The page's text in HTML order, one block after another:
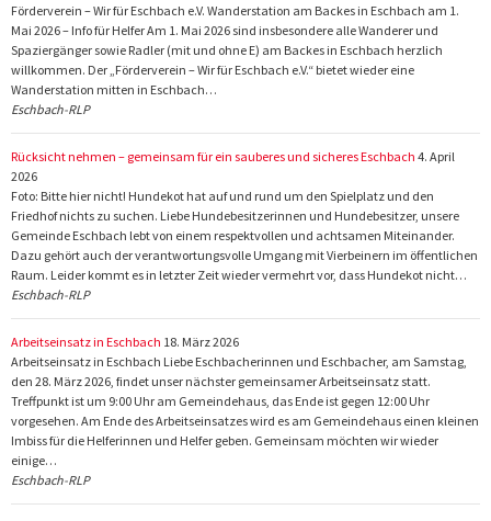
Förderverein – Wir für Eschbach e.V. Wanderstation am Backes in Eschbach am 1.
Mai 2026 – Info für Helfer Am 1. Mai 2026 sind insbesondere alle Wanderer und
Spaziergänger sowie Radler (mit und ohne E) am Backes in Eschbach herzlich
willkommen. Der „Förderverein – Wir für Eschbach e.V.“ bietet wieder eine
Wanderstation mitten in Eschbach…
Eschbach-RLP
Rücksicht nehmen – gemeinsam für ein sauberes und sicheres Eschbach 4. April
2026
Foto: Bitte hier nicht! Hundekot hat auf und rund um den Spielplatz und den
Friedhof nichts zu suchen. Liebe Hundebesitzerinnen und Hundebesitzer, unsere
Gemeinde Eschbach lebt von einem respektvollen und achtsamen Miteinander.
Dazu gehört auch der verantwortungsvolle Umgang mit Vierbeinern im öffentlichen
Raum. Leider kommt es in letzter Zeit wieder vermehrt vor, dass Hundekot nicht…
Eschbach-RLP
Arbeitseinsatz in Eschbach 18. März 2026
Arbeitseinsatz in Eschbach Liebe Eschbacherinnen und Eschbacher, am Samstag,
den 28. März 2026, findet unser nächster gemeinsamer Arbeitseinsatz statt.
Treffpunkt ist um 9:00 Uhr am Gemeindehaus, das Ende ist gegen 12:00 Uhr
vorgesehen. Am Ende des Arbeitseinsatzes wird es am Gemeindehaus einen kleinen
Imbiss für die Helferinnen und Helfer geben. Gemeinsam möchten wir wieder
einige…
Eschbach-RLP